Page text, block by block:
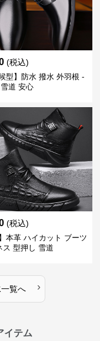
(税込)
候型】防水 撥水 外羽根 -
道 安心
(税込)
本革 ハイカット ブーツ
ス 型押し 雪道
一覧へ ›
イテム